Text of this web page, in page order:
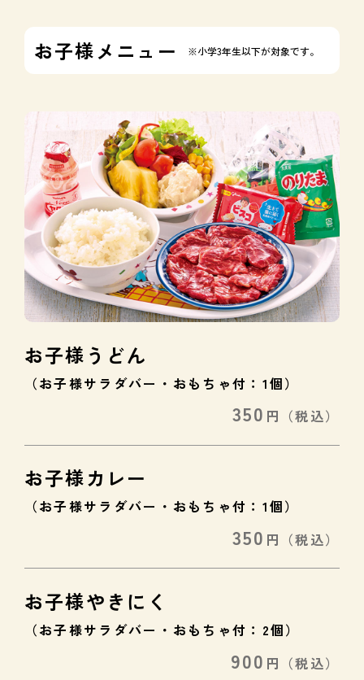
お子様メニュー ※小学3年生以下が対象です。
お子様うどん
（お子様サラダバー・おもちゃ付：1個）
350 円 （税込）
お子様カレー
（お子様サラダバー・おもちゃ付：1個）
350 円 （税込）
お子様やきにく
（お子様サラダバー・おもちゃ付：2個）
900 円 （税込）